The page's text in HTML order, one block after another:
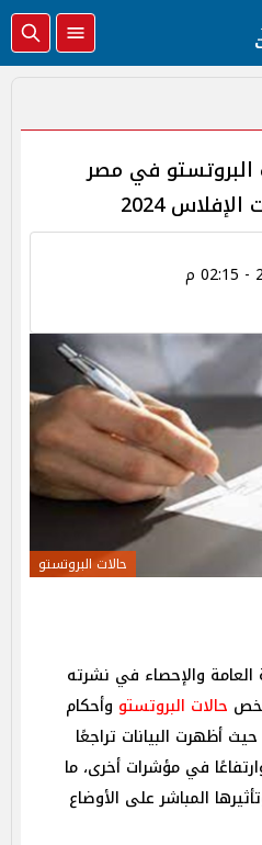
البروتستو في مصر
2024
حالات البروتستو
والإحصاء في نشرته
حالات البروتستو وأحكام
في مصر لعام 2024، حيث أظهرت البيانات تراجعًا
في مؤشرات أخرى، ما
المباشر على الأوضاع